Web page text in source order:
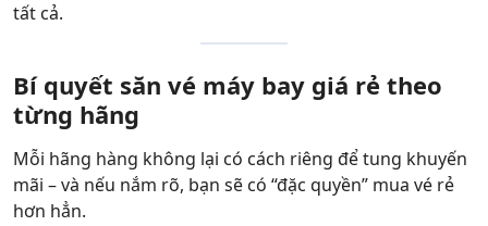
tất cả.
Bí quyết săn vé máy bay giá rẻ theo
từng hãng
Mỗi hãng hàng không lại có cách riêng để tung khuyến
mãi – và nếu nắm rõ, bạn sẽ có “đặc quyền” mua vé rẻ
hơn hẳn.